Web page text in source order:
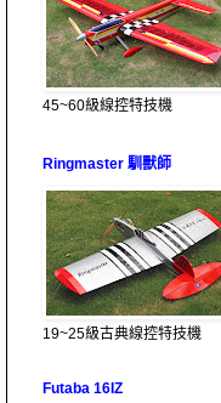
45~60級線控特技機
Ringmaster 馴獸師
19~25級古典線控特技機
Futaba 16IZ